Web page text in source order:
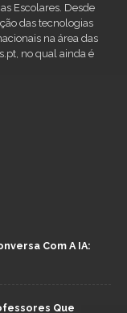
Escolares. Desde
das tecnologias
na área das
no qual ainda é
Com A IA:
Que